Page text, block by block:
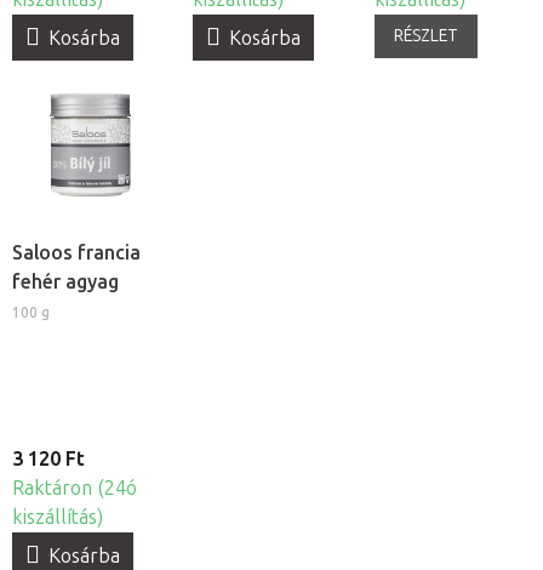
Kosárba
Kosárba
RÉSZLET
Saloos francia
fehér agyag
100 g
3 120 Ft
Raktáron (24ó
kiszállítás)
Kosárba